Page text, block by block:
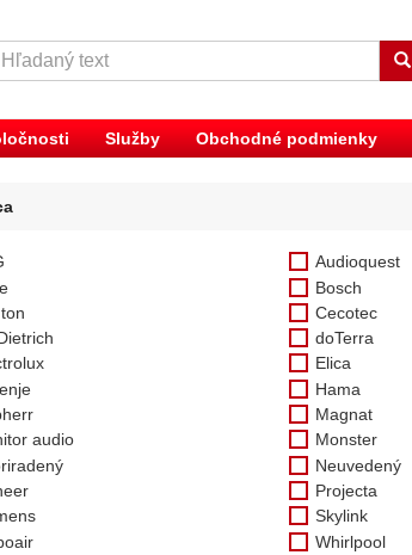
Služby Obchodné podmienky
Audioquest
Bosch
Cecotec
doTerra
Elica
Hama
Magnat
audio
Monster
Neuvedený
Projecta
Skylink
Whirlpool